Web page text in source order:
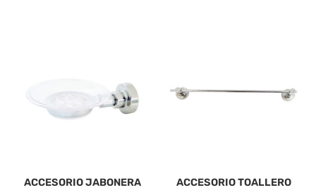
ACCESORIO JABONERA
ACCESORIO TOALLERO